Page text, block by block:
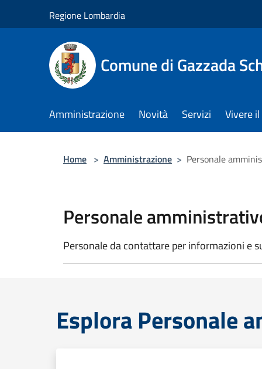
Regione Lombardia
Comune di Gazzada
Amministrazione Novità Servizi Vivere
Home > Amministrazione > Personale
Personale
Personale da contattare per informazioni e
Esplora Personale